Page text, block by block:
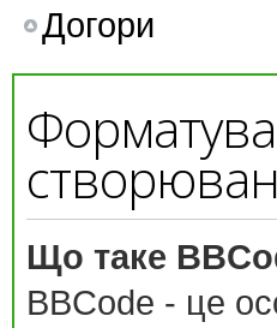
Догори
Що таке
BBCode - це